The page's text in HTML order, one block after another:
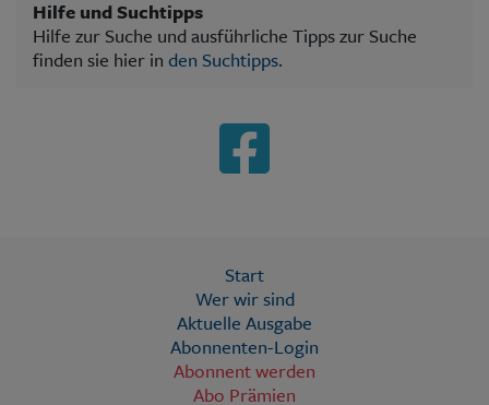
Hilfe und Suchtipps
Hilfe zur Suche und ausführliche Tipps zur Suche
finden sie hier in den Suchtipps.
Start
Wer wir sind
Aktuelle Ausgabe
Abonnenten-Login
Abonnent werden
Abo Prämien